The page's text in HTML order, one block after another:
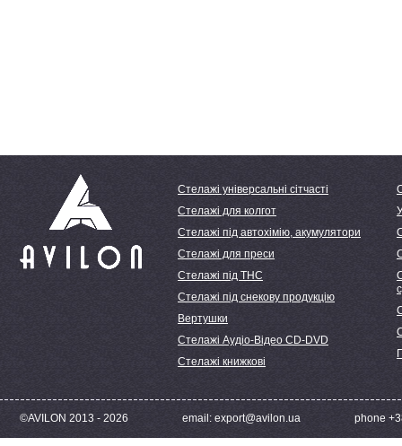
Стелажі універсальні сітчасті
Стелажі для колгот
Стелажі під автохімію, акумулятори
Стелажі для преси
Стелажі під ТНС
Стелажі під снекову продукцію
Вертушки
Стелажі Аудіо-Відео CD-DVD
Стелажі книжкові
©AVILON 2013 - 2026 email: export@avilon.ua phone